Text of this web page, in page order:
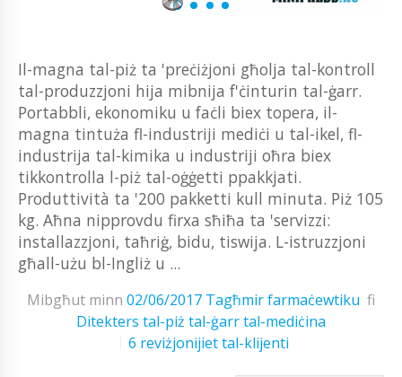
Il-magna tal-piż ta 'preċiżjoni għolja tal-kontroll
tal-produzzjoni hija mibnija f'ċinturin tal-ġarr.
Portabbli, ekonomiku u faċli biex topera, il-
magna tintuża fl-industriji mediċi u tal-ikel, fl-
industrija tal-kimika u industriji oħra biex
tikkontrolla l-piż tal-oġġetti ppakkjati.
Produttività ta '200 pakketti kull minuta. Piż 105
kg. Aħna nipprovdu firxa sħiħa ta 'servizzi:
installazzjoni, taħriġ, bidu, tiswija. L-istruzzjoni
għall-użu bl-Ingliż u ...
Mibgħut minn 02/06/2017 Tagħmir farmaċewtiku fi
Ditekters tal-piż tal-ġarr tal-mediċina
6 reviżjonijiet tal-klijenti